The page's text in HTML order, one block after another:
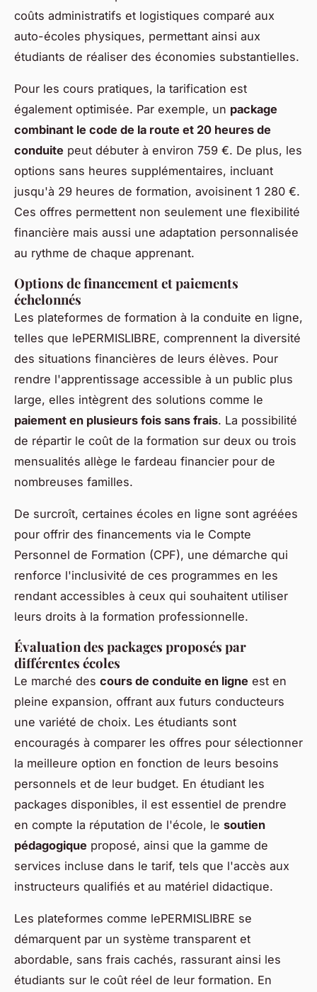
coûts administratifs et logistiques comparé aux
auto-écoles physiques, permettant ainsi aux
étudiants de réaliser des économies substantielles.
Pour les cours pratiques, la tarification est
également optimisée. Par exemple, un package
combinant le code de la route et 20 heures de
conduite peut débuter à environ 759 €. De plus, les
options sans heures supplémentaires, incluant
jusqu'à 29 heures de formation, avoisinent 1 280 €.
Ces offres permettent non seulement une flexibilité
financière mais aussi une adaptation personnalisée
au rythme de chaque apprenant.
Options de financement et paiements
échelonnés
Les plateformes de formation à la conduite en ligne,
telles que lePERMISLIBRE, comprennent la diversité
des situations financières de leurs élèves. Pour
rendre l'apprentissage accessible à un public plus
large, elles intègrent des solutions comme le
paiement en plusieurs fois sans frais. La possibilité
de répartir le coût de la formation sur deux ou trois
mensualités allège le fardeau financier pour de
nombreuses familles.
De surcroît, certaines écoles en ligne sont agréées
pour offrir des financements via le Compte
Personnel de Formation (CPF), une démarche qui
renforce l'inclusivité de ces programmes en les
rendant accessibles à ceux qui souhaitent utiliser
leurs droits à la formation professionnelle.
Évaluation des packages proposés par
différentes écoles
Le marché des cours de conduite en ligne est en
pleine expansion, offrant aux futurs conducteurs
une variété de choix. Les étudiants sont
encouragés à comparer les offres pour sélectionner
la meilleure option en fonction de leurs besoins
personnels et de leur budget. En étudiant les
packages disponibles, il est essentiel de prendre
en compte la réputation de l'école, le soutien
pédagogique proposé, ainsi que la gamme de
services incluse dans le tarif, tels que l'accès aux
instructeurs qualifiés et au matériel didactique.
Les plateformes comme lePERMISLIBRE se
démarquent par un système transparent et
abordable, sans frais cachés, rassurant ainsi les
étudiants sur le coût réel de leur formation. En